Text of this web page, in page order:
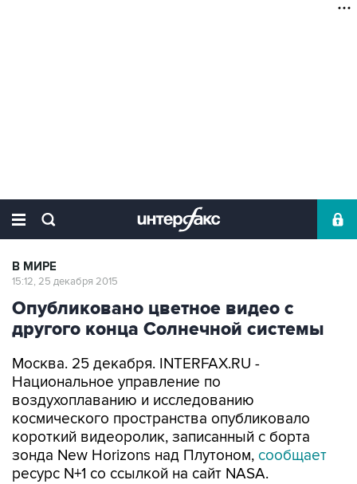
В МИРЕ
15:12, 25 декабря 2015
Опубликовано цветное видео с
другого конца Солнечной системы
Москва. 25 декабря. INTERFAX.RU -
Национальное управление по
воздухоплаванию и исследованию
космического пространства опубликовало
короткий видеоролик, записанный с борта
зонда New Horizons над Плутоном, сообщает
ресурс N+1 со ссылкой на сайт NASA.